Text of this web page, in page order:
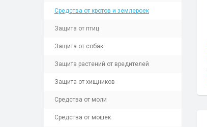
Средства от кротов и землероек
Защита от птиц
Защита от собак
Защита растений от вредителей
Защита от хищников
Средства от моли
Средства от мошек